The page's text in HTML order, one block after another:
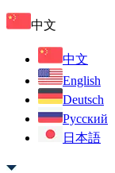
中文
中文
English
Deutsch
Русский
日本語